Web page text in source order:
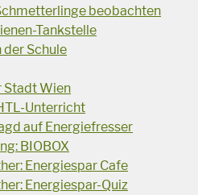
beobachten
Tankstelle
der Schule
Stadt Wien
Unterricht
auf Energiefresser
BIOBOX
Energiespar Cafe
Energiespar-Quiz